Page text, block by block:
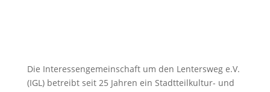
Die Interessengemeinschaft um den Lentersweg e.V.
(IGL) betreibt seit 25 Jahren ein Stadtteilkultur- und